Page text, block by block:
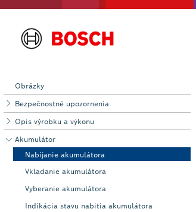
Obrázky
Bezpečnostné upozornenia
Opis výrobku a výkonu
Akumulátor
Nabíjanie akumulátora
Vkladanie akumulátora
Vyberanie akumulátora
Indikácia stavu nabitia akumulátora